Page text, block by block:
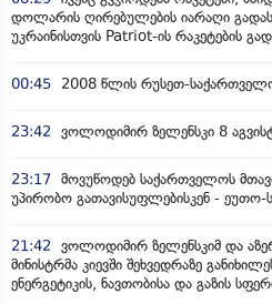
დოლარის ღირებულების იარაღი
უკრაინისთვის Patriot-ის რაკეტების
00:45 2008 წლის რუსეთ-
23:42 ვოლოდიმირ ზელენსკი 8
23:17 მოვუწოდებ საქართველოს
უპირობო გათავისუფლებისკენ - ეუთო-
21:42
ვოლოდიმირ ზელენსკიმ და
მინისტრმა კიევში შეხვედრაზე
ენერგეტიკის, ნავთობისა და გაზის